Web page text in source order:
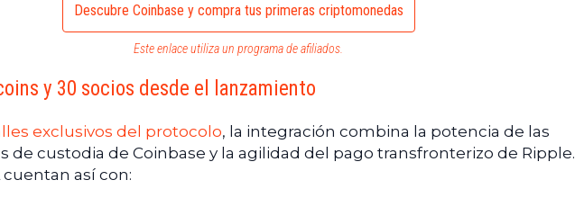
Descubre Coinbase y compra tus primeras criptomonedas
Este enlace utiliza un programa de afiliados.
y 30 socios desde el lanzamiento
exclusivos del protocolo, la integración combina la potencia de las
de custodia de Coinbase y la agilidad del pago transfronterizo de Ripple.
cuentan así con: